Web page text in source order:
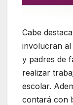
Cabe
involucran al
y padres de
realizar
escolar.
contará con